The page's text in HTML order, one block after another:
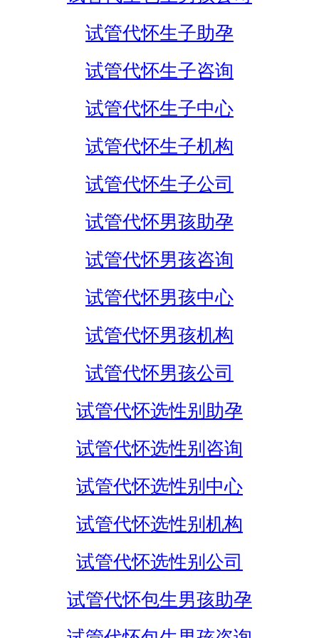
试管代怀生子助孕
试管代怀生子咨询
试管代怀生子中心
试管代怀生子机构
试管代怀生子公司
试管代怀男孩助孕
试管代怀男孩咨询
试管代怀男孩中心
试管代怀男孩机构
试管代怀男孩公司
试管代怀选性别助孕
试管代怀选性别咨询
试管代怀选性别中心
试管代怀选性别机构
试管代怀选性别公司
试管代怀包生男孩助孕